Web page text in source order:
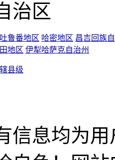
治区
吐鲁番地区 哈密地区 昌吉回族
地区 伊犁哈萨克自治州
县级
信息均为